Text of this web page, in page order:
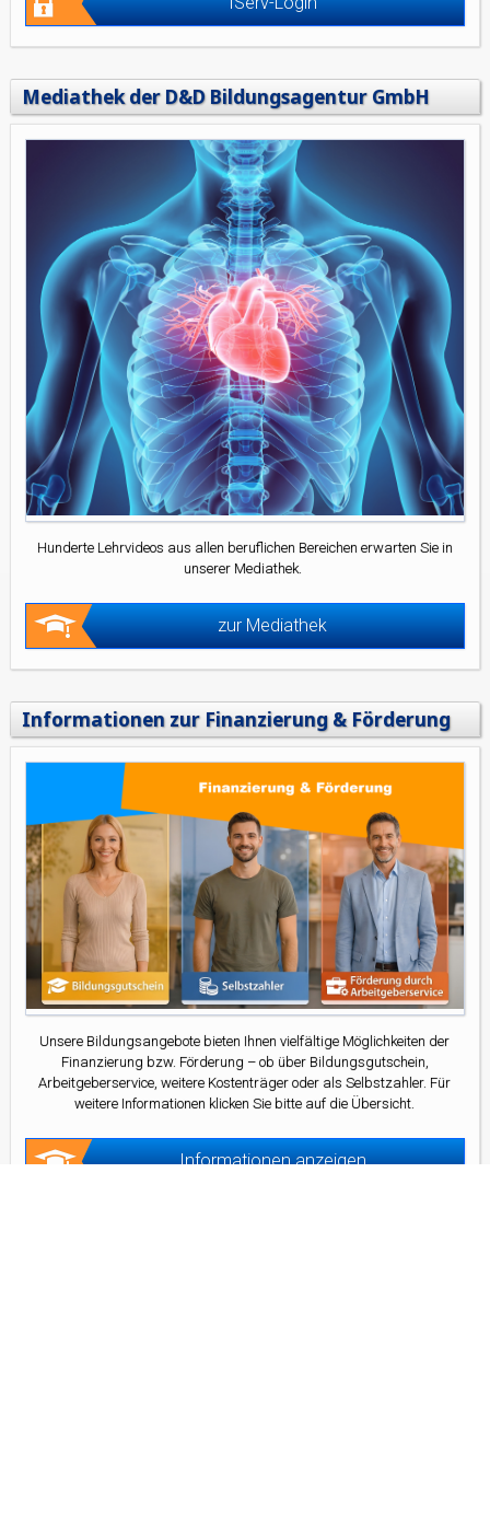
Mediathek der D&D Bildungsagentur GmbH
Hunderte Lehrvideos aus allen beruflichen Bereichen erwarten Sie in
unserer Mediathek.
zur Mediathek
Informationen zur Finanzierung & Förderung
Unsere Bildungsangebote bieten Ihnen vielfältige Möglichkeiten der
Finanzierung bzw. Förderung – ob über Bildungsgutschein,
Arbeitgeberservice, weitere Kostenträger oder als Selbstzahler. Für
weitere Informationen klicken Sie bitte auf die Übersicht.
Informationen anzeigen